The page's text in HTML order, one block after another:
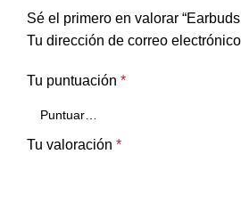
Sé el primero en valorar
Tu dirección de correo
Tu puntuación *
Tu valoración *